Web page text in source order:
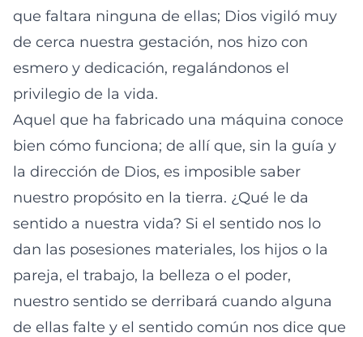
que faltara ninguna de ellas; Dios vigiló muy
de cerca nuestra gestación, nos hizo con
esmero y dedicación, regalándonos el
privilegio de la vida.
Aquel que ha fabricado una máquina conoce
bien cómo funciona; de allí que, sin la guía y
la dirección de Dios, es imposible saber
nuestro propósito en la tierra. ¿Qué le da
sentido a nuestra vida? Si el sentido nos lo
dan las posesiones materiales, los hijos o la
pareja, el trabajo, la belleza o el poder,
nuestro sentido se derribará cuando alguna
de ellas falte y el sentido común nos dice que